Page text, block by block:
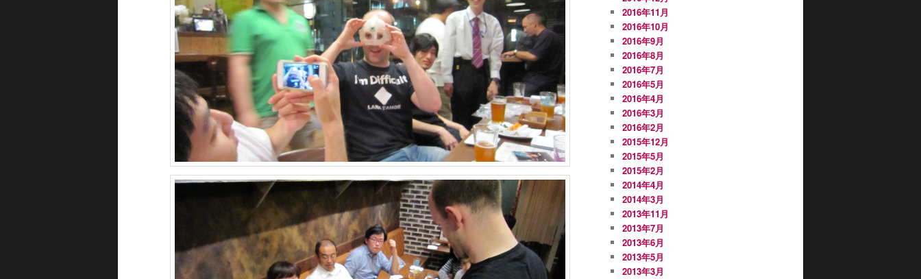
2016年11月
2016年10月
2016年9月
2016年8月
2016年7月
2016年5月
2016年4月
2016年3月
2016年2月
2015年12月
2015年5月
2015年2月
2014年4月
2014年3月
2013年11月
2013年7月
2013年6月
2013年5月
2013年3月